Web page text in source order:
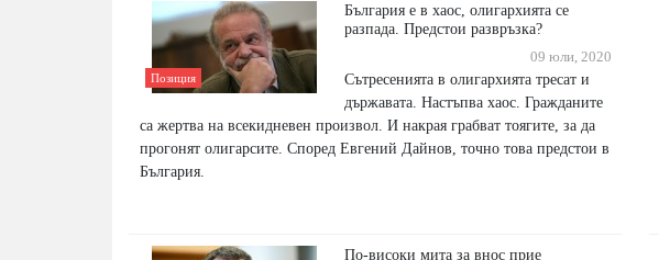
Позиция
България е в хаос, олигархията се
разпада. Предстои развръзка?
09 юли, 2020
Сътресенията в олигархията тресат и
държавата. Настъпва хаос. Гражданите
са жертва на всекидневен произвол. И накрая грабват тоягите, за да
прогонят олигарсите. Според Евгений Дайнов, точно това предстои в
България.
По-високи мита за внос прие